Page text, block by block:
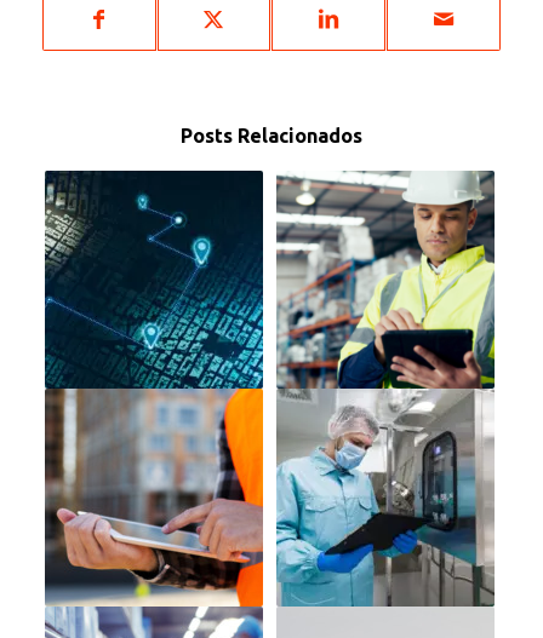
Posts Relacionados